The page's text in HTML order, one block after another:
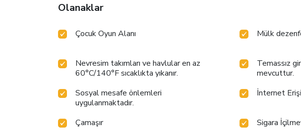
Olanaklar
Çocuk Oyun Alanı Mülk
Nevresim takımları ve havlular en az
60°C/140°F sıcaklıkta yıkanır.
Temassız
mevcuttur.
Sosyal mesafe önlemleri
uygulanmaktadır.
İnternet
Çamaşır Sigara